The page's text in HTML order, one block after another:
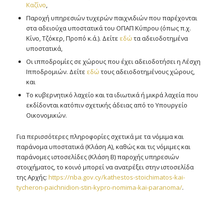
Καζίνο,
Παροχή υπηρεσιών τυχερών παιχνιδιών που παρέχονται
στα αδειούχα υποστατικά του ΟΠΑΠ Κύπρου (όπως π.χ.
Κίνο, Τζόκερ, Προπό κ.ά.). Δείτε εδώ τα αδειοδοτημένα
υποστατικά,
Οι ιπποδρομίες σε χώρους που έχει αδειοδοτήσει η Λέσχη
Ιπποδρομιών. Δείτε εδώ τους αδειοδοτημένους χώρους,
και
Το κυβερνητικό λαχείο και τα ιδιωτικά ή μικρά λαχεία που
εκδίδονται κατόπιν σχετικής άδειας από το Υπουργείο
Οικονομικών.
Για περισσότερες πληροφορίες σχετικά με τα νόμιμα και
παράνομα υποστατικά (Κλάση Α), καθώς και τις νόμιμες και
παράνομες ιστοσελίδες (Κλάση Β) παροχής υπηρεσιών
στοιχήματος, το κοινό μπορεί να ανατρέξει στην ιστοσελίδα
της Αρχής: https://nba.gov.cy/kathestos-stoichimatos-kai-
tycheron-paichnidion-stin-kypro-nomima-kai-paranoma/.